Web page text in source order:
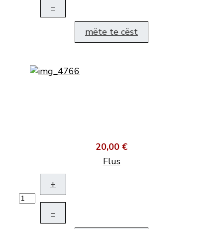
–
mëte te cëst
20,00 €
Flus
+
–